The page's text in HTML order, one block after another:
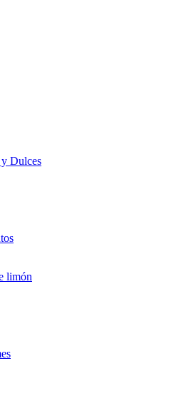
Dulces
limón